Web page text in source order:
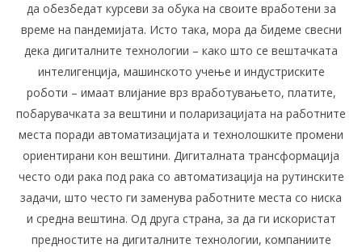
да обезбедат курсеви за обука на своите вработени за
време на пандемијата. Исто така, мора да бидеме свесни
дека дигиталните технологии – како што се вештачката
интелигенција, машинското учење и индустриските
роботи – имаат влијание врз вработувањето, платите,
побарувачката за вештини и поларизацијата на работните
места поради автоматизацијата и технолошките промени
ориентирани кон вештини. Дигиталната трансформација
често оди рака под рака со автоматизација на рутинските
задачи, што често ги заменува работните места со ниска
и средна вештина. Од друга страна, за да ги искористат
предностите на дигиталните технологии, компаниите